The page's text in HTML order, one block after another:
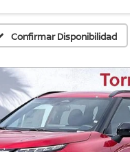
Confirmar Disponibilidad